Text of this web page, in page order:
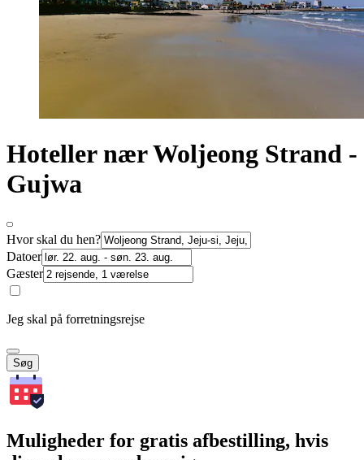
Hoteller nær Woljeong Strand -
Gujwa
Hvor skal du hen?
Datoer
Gæster
Jeg skal på forretningsrejse
Søg
Muligheder for gratis afbestilling, hvis